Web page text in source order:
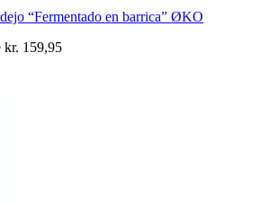
“Fermentado en barrica” ØKO
kr. 159,95